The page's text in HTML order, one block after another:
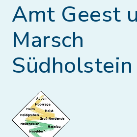
Amt Geest
Marsch
Südholstein